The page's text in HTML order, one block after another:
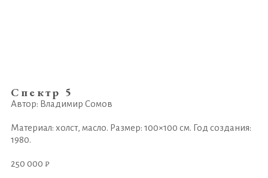
Спектр 5
Автор: Владимир Сомов
Материал: холст, масло. Размер: 100×100 см. Год создания:
1980.
250 000 ₽